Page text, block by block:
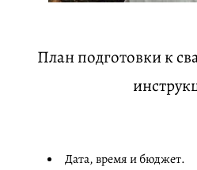
План подготовки к
Дата, время и бюджет.